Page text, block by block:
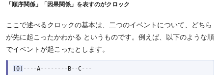
「順序関係」「因果関係」を表すのがクロック
ここで述べるクロックの基本は、二つのイベントについて、どちら
が先に起こったかわかる というものです。例えば、以下のような順
でイベントが起こったとします。
[0]